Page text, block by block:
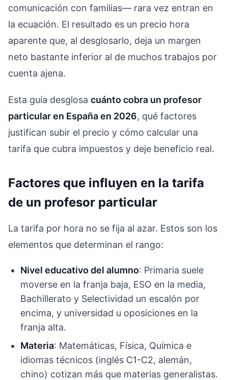
comunicación con familias— rara vez entran en
la ecuación. El resultado es un precio hora
aparente que, al desglosarlo, deja un margen
neto bastante inferior al de muchos trabajos por
cuenta ajena.
Esta guía desglosa cuánto cobra un profesor
particular en España en 2026, qué factores
justifican subir el precio y cómo calcular una
tarifa que cubra impuestos y deje beneficio real.
Factores que influyen en la tarifa
de un profesor particular
La tarifa por hora no se fija al azar. Estos son los
elementos que determinan el rango:
Nivel educativo del alumno: Primaria suele
moverse en la franja baja, ESO en la media,
Bachillerato y Selectividad un escalón por
encima, y universidad u oposiciones en la
franja alta.
Materia: Matemáticas, Física, Química e
idiomas técnicos (inglés C1-C2, alemán,
chino) cotizan más que materias generalistas.